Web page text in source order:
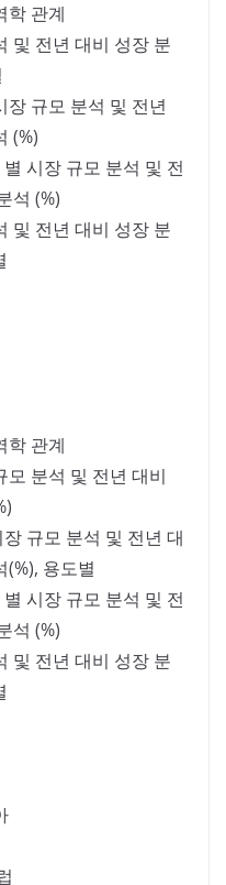
학 관계
및 전년 대비 성장 분
장 규모 분석 및 전년
(%)
시장 규모 분석 및 전
석 (%)
및 전년 대비 성장 분
학 관계
모 분석 및 전년 대비
규모 분석 및 전년 대
(%), 용도별
시장 규모 분석 및 전
석 (%)
및 전년 대비 성장 분